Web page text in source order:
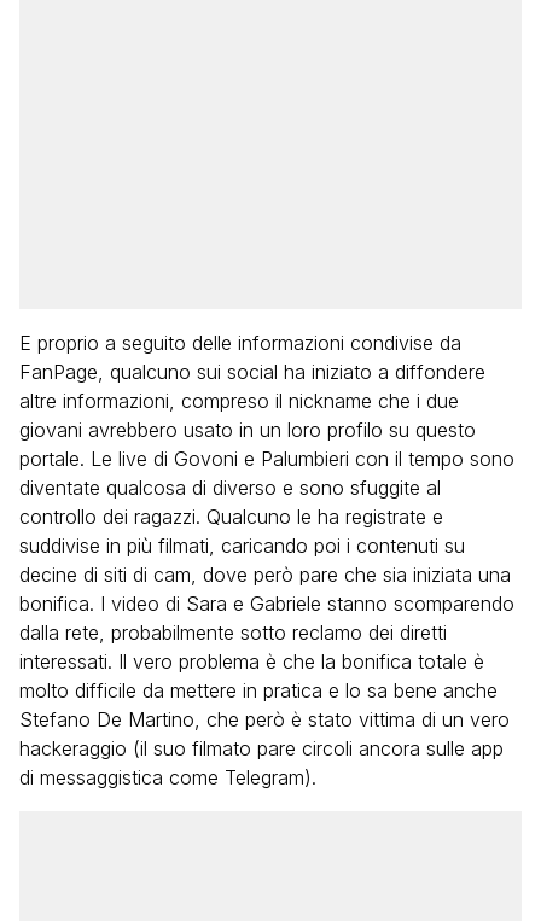
E proprio a seguito delle informazioni condivise da
FanPage, qualcuno sui social ha iniziato a diffondere
altre informazioni, compreso il nickname che i due
giovani avrebbero usato in un loro profilo su questo
portale. Le live di Govoni e Palumbieri con il tempo sono
diventate qualcosa di diverso e sono sfuggite al
controllo dei ragazzi. Qualcuno le ha registrate e
suddivise in più filmati, caricando poi i contenuti su
decine di siti di cam, dove però pare che sia iniziata una
bonifica. I video di Sara e Gabriele stanno scomparendo
dalla rete, probabilmente sotto reclamo dei diretti
interessati. Il vero problema è che la bonifica totale è
molto difficile da mettere in pratica e lo sa bene anche
Stefano De Martino, che però è stato vittima di un vero
hackeraggio (il suo filmato pare circoli ancora sulle app
di messaggistica come Telegram).